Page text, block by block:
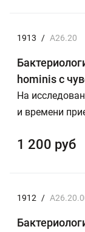
1913 / А26.20
hominis с
На
и времени
1 200 руб
1912 /